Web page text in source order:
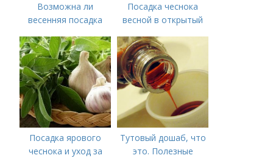
Возможна ли
весенняя посадка
лучше делать
Посадка чеснока
весной в открытый
Посадка ярового
чеснока и уход за
Тутовый дошаб, что
это. Полезные